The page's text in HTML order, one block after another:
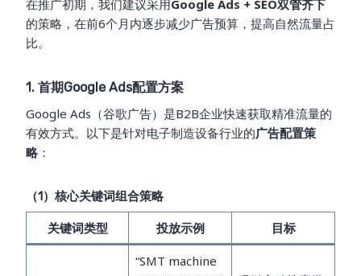
在推广初期，我们建议采用Google Ads + SEO双管齐下
的策略，在前6个月内逐步减少广告预算，提高自然流量占
比。
1. 首期Google Ads配置方案
Google Ads（谷歌广告）是B2B企业快速获取精准流量的
有效方式。以下是针对电子制造设备行业的广告配置策
略 ：
（1）核心关键词组合策略
关键词类型 投放示例 目标
“SMT machine